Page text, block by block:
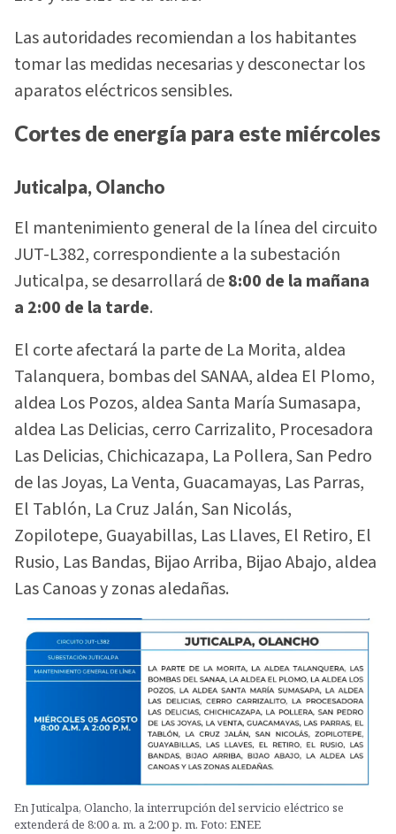
Las autoridades recomiendan a los habitantes
tomar las medidas necesarias y desconectar los
aparatos eléctricos sensibles.
Cortes de energía para este miércoles
Juticalpa, Olancho
El mantenimiento general de la línea del circuito
JUT-L382, correspondiente a la subestación
Juticalpa, se desarrollará de8:00 de la mañana
a 2:00 de la tarde.
El corte afectará la parte de La Morita, aldea
Talanquera, bombas del SANAA, aldea El Plomo,
aldea Los Pozos, aldea Santa María Sumasapa,
aldea Las Delicias, cerro Carrizalito, Procesadora
Las Delicias, Chichicazapa, La Pollera, San Pedro
de las Joyas, La Venta, Guacamayas, Las Parras,
El Tablón, La Cruz Jalán, San Nicolás,
Zopilotepe, Guayabillas, Las Llaves, El Retiro, El
Rusio, Las Bandas, Bijao Arriba, Bijao Abajo, aldea
Las Canoas y zonas aledañas.
En Juticalpa, Olancho, la interrupción del servicio eléctrico se
extenderá de 8:00 a. m. a 2:00 p. m. Foto: ENEE